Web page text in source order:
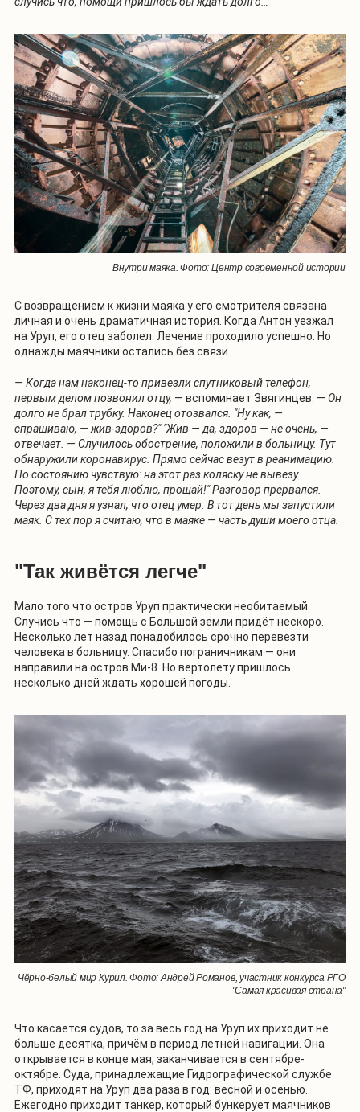
Внутри маяка. Фото: Центр современной истории
С возвращением к жизни маяка у его смотрителя связана
личная и очень драматичная история. Когда Антон уезжал
на Уруп, его отец заболел. Лечение проходило успешно. Но
однажды маячники остались без связи.
— Когда нам наконец-то привезли спутниковый телефон,
первым делом позвонил отцу, — вспоминает Звягинцев. — Он
долго не брал трубку. Наконец отозвался. "Ну как, —
спрашиваю, — жив-здоров?" "Жив — да, здоров — не очень, —
отвечает. — Случилось обострение, положили в больницу. Тут
обнаружили коронавирус. Прямо сейчас везут в реанимацию.
По состоянию чувствую: на этот раз коляску не вывезу.
Поэтому, сын, я тебя люблю, прощай!" Разговор прервался.
Через два дня я узнал, что отец умер. В тот день мы запустили
маяк. С тех пор я считаю, что в маяке — часть души моего отца.
"Так живётся легче"
Мало того что остров Уруп практически необитаемый.
Случись что — помощь с Большой земли придёт нескоро.
Несколько лет назад понадобилось срочно перевезти
человека в больницу. Спасибо пограничникам — они
направили на остров Ми-8. Но вертолёту пришлось
несколько дней ждать хорошей погоды.
Чёрно-белый мир Курил. Фото: Андрей Романов, участник конкурса РГО
"Самая красивая страна"
Что касается судов, то за весь год на Уруп их приходит не
больше десятка, причём в период летней навигации. Она
открывается в конце мая, заканчивается в сентябре-
октябре. Суда, принадлежащие Гидрографической службе
ТФ, приходят на Уруп два раза в год: весной и осенью.
Ежегодно приходит танкер, который бункерует маячников